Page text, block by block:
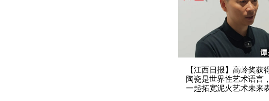
【江西日报】高岭奖获
陶瓷是世界性艺术语言
一起拓宽泥火艺术未来